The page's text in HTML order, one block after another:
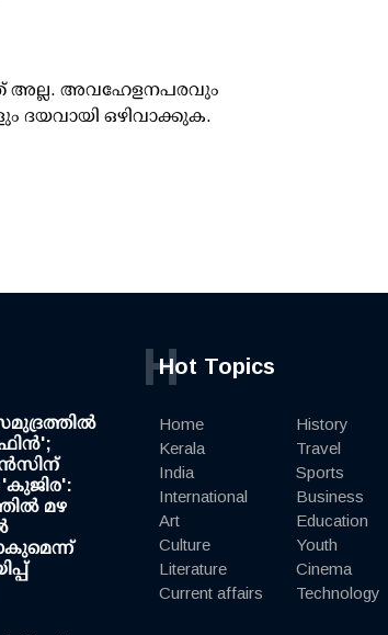
അല്ല. അവഹേളനപരവും
ദയവായി ഒഴിവാക്കുക.
'കുജിര':
മഴ
Hot Topics
H
Home
Kerala
India
International
Art
Culture
Literature
Current affairs
History
Travel
Sports
Business
Education
Youth
Cinema
Technology